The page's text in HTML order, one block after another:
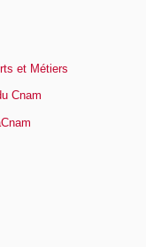
et Métiers
Cnam